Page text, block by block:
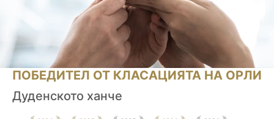
ПОБЕДИТЕЛ ОТ КЛАСАЦИЯТА НА ОРЛИ
Дуденското ханче